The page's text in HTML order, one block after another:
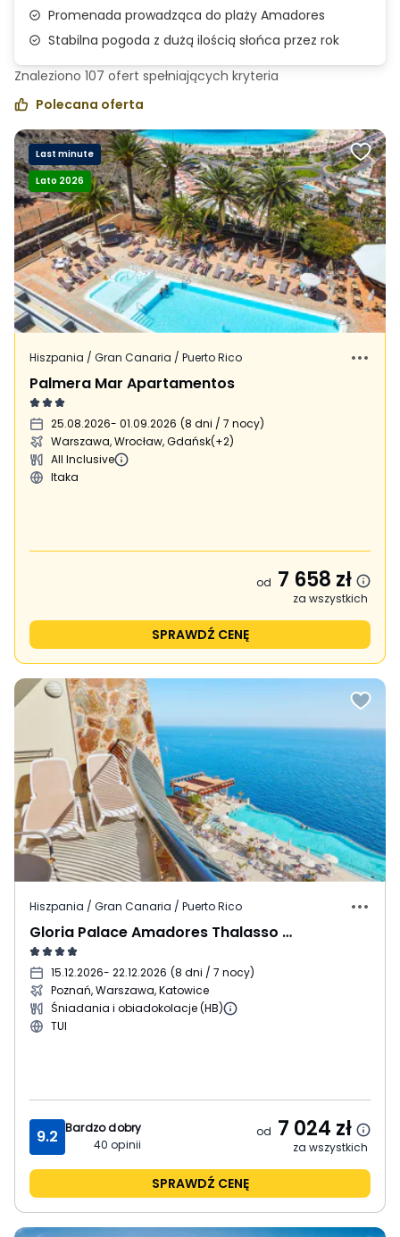
Promenada prowadząca do plaży Amadores
Stabilna pogoda z dużą ilością słońca przez rok
Znaleziono 107 ofert spełniających kryteria
Polecana oferta
Last minute
Lato 2026
Hiszpania / Gran Canaria / Puerto Rico
Palmera Mar Apartamentos
25.08.2026- 01.09.2026 (8 dni / 7 nocy)
Warszawa, Wrocław, Gdańsk(+2)
All Inclusive
Itaka
od 7 658 zł
za wszystkich
SPRAWDŹ CENĘ
Hiszpania / Gran Canaria / Puerto Rico
Gloria Palace Amadores Thalasso & Hotel
15.12.2026- 22.12.2026 (8 dni / 7 nocy)
Poznań, Warszawa, Katowice
Śniadania i obiadokolacje (HB)
TUI
9.2 Bardzo dobry
40 opinii
od 7 024 zł
za wszystkich
SPRAWDŹ CENĘ